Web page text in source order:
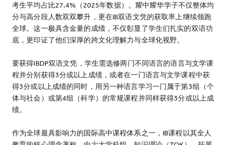
考生平均占比27.4%（2025年数据）。耀中耀华学子不仅整体均
分与高分段人数双双攀升，更在IB双语文凭的获取率上继续领跑
全球。这一极具含金量的成绩，不仅彰显了学生们扎实的双语功
底，更印证了他们深厚的跨文化理解力与全球化视野。
要获得IBDP双语文凭，学生需选修两门不同语言的语言与文学课
程并分别获得3分或以上成绩，或者在一门语言与文学课程中获
得3分或以上成绩的同时，用另一种语言学习一门属于第3组（个
体与社会）或第4组（科学）的常规课程并同样获得3分或以上成
绩。
作为全球最具影响力的国际高中课程体系之一，IB课程以其全人